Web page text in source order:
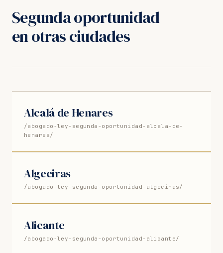
Segunda oportunidad
en otras ciudades
Alcalá de Henares
/abogado-ley-segunda-oportunidad-alcala-de-
henares/
Algeciras
/abogado-ley-segunda-oportunidad-algeciras/
Alicante
/abogado-ley-segunda-oportunidad-alicante/